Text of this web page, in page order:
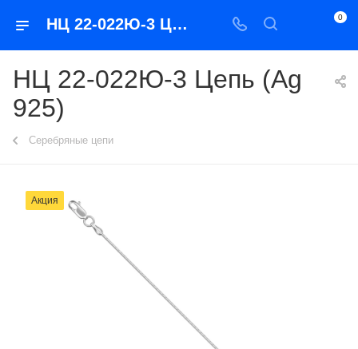
НЦ 22-022Ю-3 Цепь (Ag 925) 0
НЦ 22-022Ю-3 Цепь (Ag
925)
Серебряные цепи
Акция